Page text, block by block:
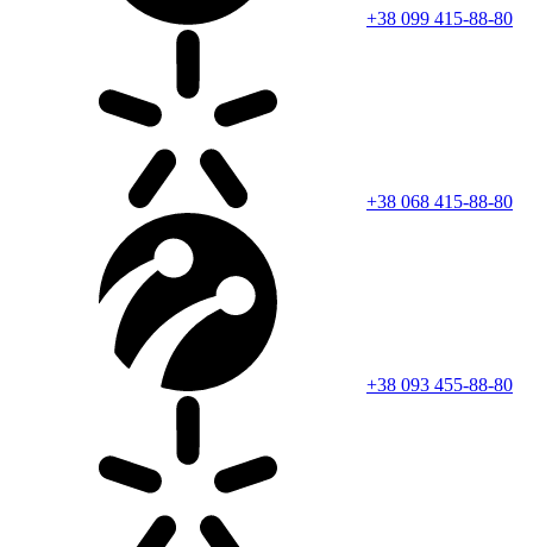
+38 099 415-88-80
+38 068 415-88-80
+38 093 455-88-80